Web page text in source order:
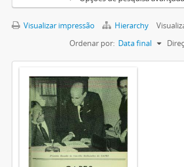
Visualizar impressão Hierarchy
Ordenar por: Data final